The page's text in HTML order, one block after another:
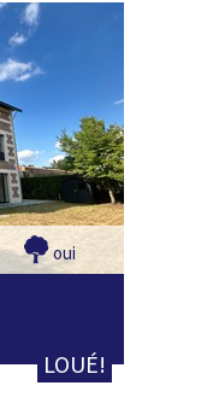
oui
LOUÉ!